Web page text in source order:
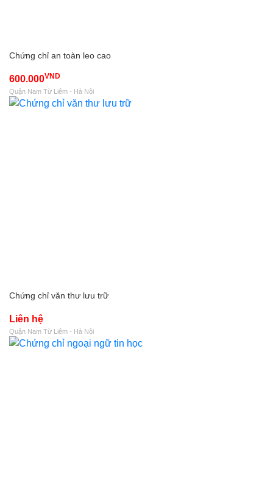
Chứng chỉ an toàn leo cao
600.000VND
Quận Nam Từ Liêm - Hà Nội
Chứng chỉ văn thư lưu trữ
Liên hệ
Quận Nam Từ Liêm - Hà Nội